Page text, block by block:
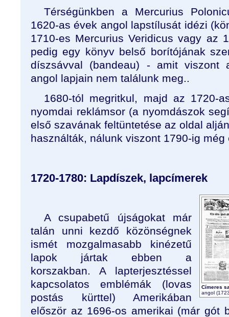
Térségünkben a Mercurius
1620-as évek angol lapstílusát idézi
1710-es Mercurius Veridicus vagy az
pedig egy könyv belső borítójának
díszsávval (bandeau) - amit viszont
angol lapjain nem találunk meg..
1680-tól megritkul, majd az 1720-
nyomdai reklámsor (a nyomdászok
első szavának feltüntetése az oldal
használták, nálunk viszont 1790-ig még
1720-1780: Lapdíszek, lapcímerek
Címeres
angol
A csupabetű újságokat már
talán unni kezdő közönségnek
ismét mozgalmasabb kinézetű
lapok jártak ebben a
korszakban. A lapterjesztéssel
kapcsolatos emblémák (lovas
postás kürttel) Amerikában
először az 1696-os amerikai (már gót